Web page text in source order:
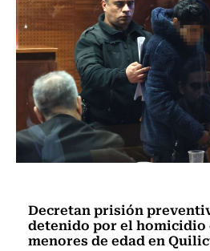
Decretan prisión
detenido por el homicidio
menores de edad en